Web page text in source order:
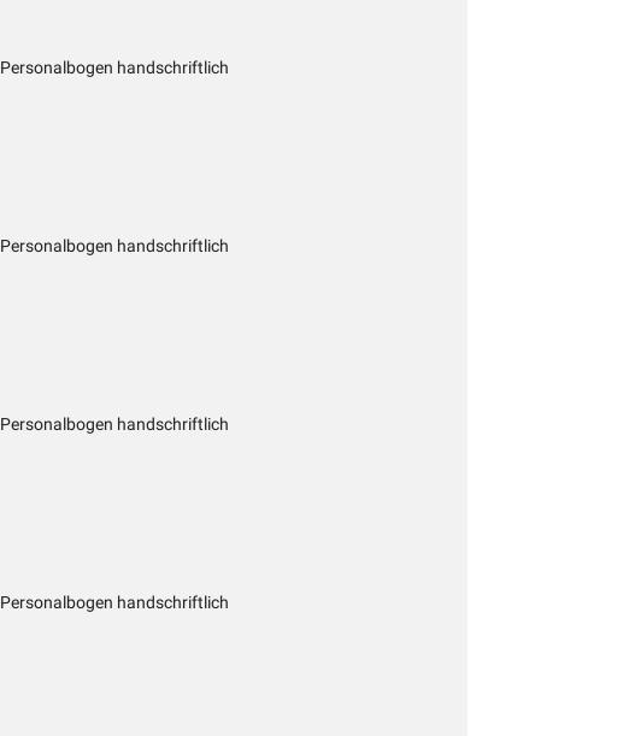
handschriftlich
handschriftlich
handschriftlich
handschriftlich